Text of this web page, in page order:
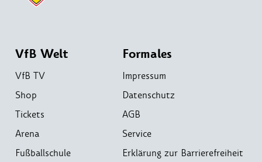
VfB Welt
VfB TV
Shop
Tickets
Arena
Fußballschule
Formales
Impressum
Datenschutz
AGB
Service
Erklärung zur Barrierefreiheit